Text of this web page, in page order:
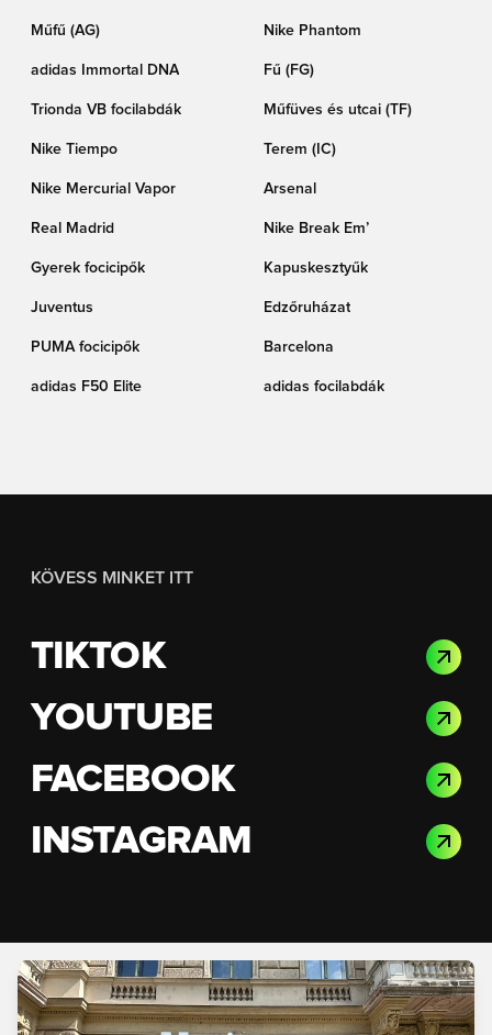
Műfű (AG) Nike Phantom
adidas Immortal DNA Fű (FG)
Trionda VB focilabdák Műfüves és utcai (TF)
Nike Tiempo Terem (IC)
Nike Mercurial Vapor Arsenal
Real Madrid Nike Break Em’
Gyerek focicipők Kapuskesztyűk
Juventus Edzőruházat
PUMA focicipők Barcelona
adidas F50 Elite adidas focilabdák
KÖVESS MINKET ITT
TIKTOK
YOUTUBE
FACEBOOK
INSTAGRAM